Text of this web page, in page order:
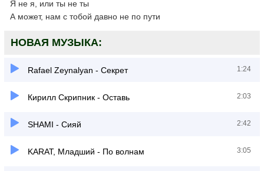
Я не я, или ты не ты
А может, нам с тобой давно не по пути
НОВАЯ МУЗЫКА:
Rafael Zeynalyan - Секрет 1:24
Кирилл Скрипник - Оставь 2:03
SHAMI - Сияй 2:42
KARAT, Младший - По волнам 3:05